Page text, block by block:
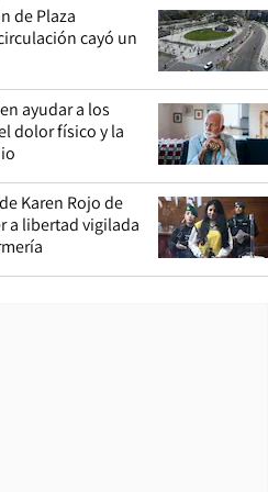
de Plaza
cayó un
ayudar a los
dolor físico y la
Karen Rojo de
a libertad vigilada